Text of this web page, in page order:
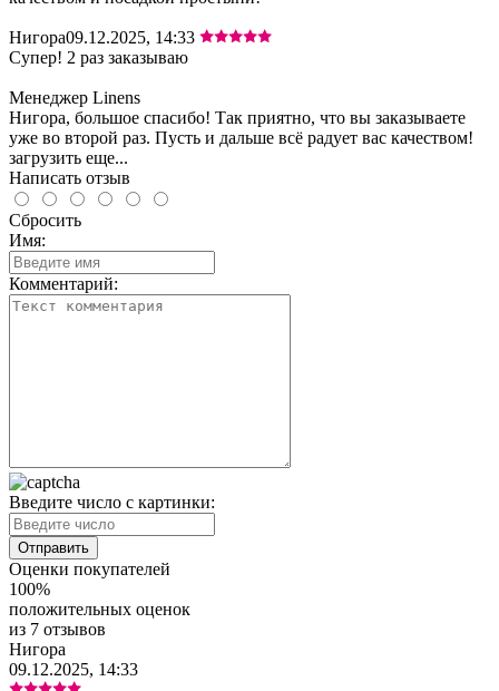
Нигора09.12.2025, 14:33
Супер! 2 раз заказываю
Менеджер Linens
Нигора, большое спасибо! Так приятно, что вы заказываете
уже во второй раз. Пусть и дальше всё радует вас качеством!
загрузить еще...
Написать отзыв
Сбросить
Имя:
Комментарий:
Введите число с картинки:
Оценки покупателей
100%
положительных оценок
из 7 отзывов
Нигора
09.12.2025, 14:33